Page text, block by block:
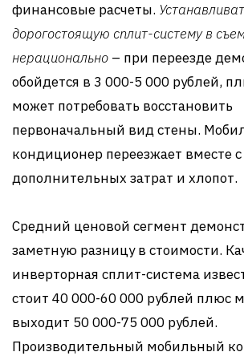
финансовые расчеты.
дорогостоящую сплит-систему в
нерационально – при переезде
обойдется в 3 000-5 000 рублей,
может потребовать восстановить
первоначальный вид стены.
кондиционер переезжает вместе
дополнительных затрат и хлопот.
Средний ценовой сегмент
заметную разницу в стоимости.
инверторная сплит-система
стоит 40 000-60 000 рублей плюс
выходит 50 000-75 000 рублей.
Производительный мобильный